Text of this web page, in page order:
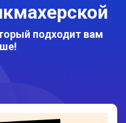
подходит вам